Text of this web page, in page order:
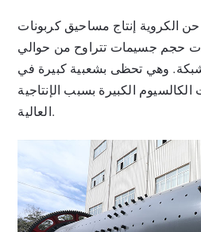
الكروية إنتاج مساحيق كربونات
حجم جسيمات تتراوح من حوالي
شبكة إلى 200 شبكة. وهي تحظى بشعبية كبيرة في
الكبيرة بسبب الإنتاجية
العالية.